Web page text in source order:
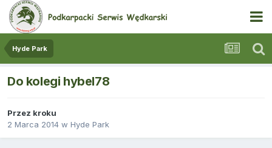
Hyde Park
Do kolegi hybel78
Przez kroku
2 Marca 2014 w Hyde Park